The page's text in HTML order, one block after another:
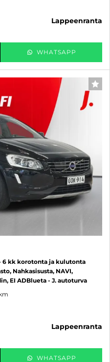
lappeenranta
WHATSAPP
6 kk korotonta ja kulutonta
Nahkasisusta, NAVI,
EI ADBlueta - J. autoturva
lappeenranta
WHATSAPP